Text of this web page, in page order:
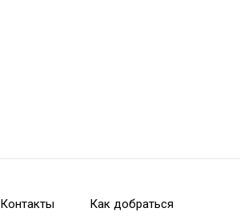
Контакты Как добраться